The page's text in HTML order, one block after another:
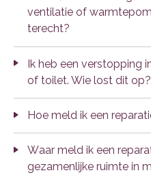
ventilatie of
terecht?
Ik heb een verstopping in mijn badkamer, keuken
of toilet. Wie lost dit op?
Hoe meld ik een
Waar meld ik een reparatie aan een
gezamenlijke ruimte in